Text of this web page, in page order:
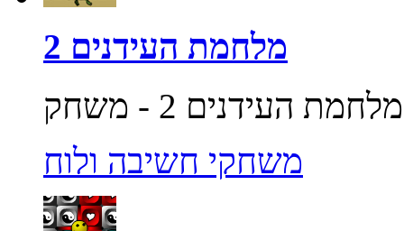
מלחמת העידנים 2
משחקי חשיבה ולוח